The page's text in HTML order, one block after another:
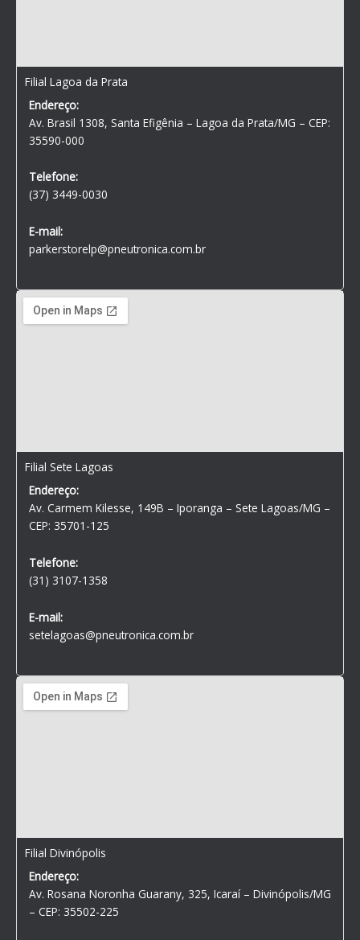
Filial Lagoa da Prata
Endereço:
Av. Brasil 1308, Santa Efigênia – Lagoa da Prata/MG – CEP:
35590-000
Telefone:
(37) 3449-0030
E-mail:
parkerstorelp@pneutronica.com.br
Filial Sete Lagoas
Endereço:
Av. Carmem Kilesse, 149B – Iporanga – Sete Lagoas/MG –
CEP: 35701-125
Telefone:
(31) 3107-1358
E-mail:
setelagoas@pneutronica.com.br
Filial Divinópolis
Endereço:
Av. Rosana Noronha Guarany, 325, Icaraí – Divinópolis/MG
– CEP: 35502-225